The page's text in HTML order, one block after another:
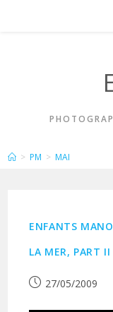
> PM > MAI
ENFANTS
LA MER, PART II
Publication
27/05/2009